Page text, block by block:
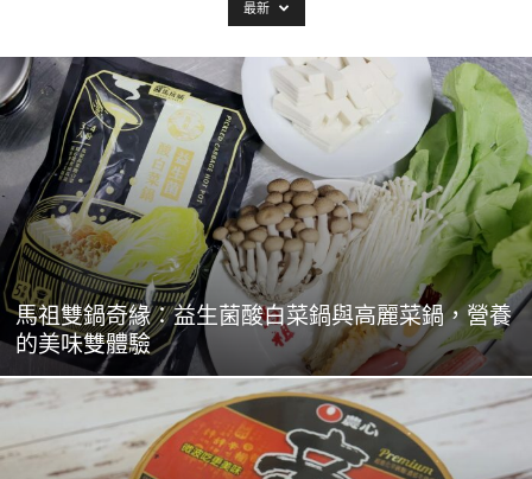
最新
馬祖雙鍋奇緣：益生菌酸白菜鍋與高麗菜鍋，營養
的美味雙體驗